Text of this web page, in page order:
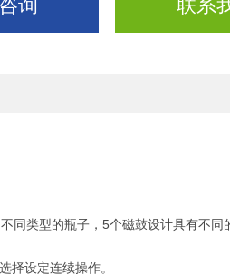
询 联系
同类型的瓶子，5个磁鼓设计具有不同
择设定连续操作。